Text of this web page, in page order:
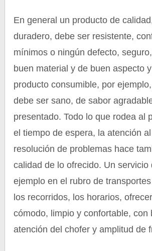
En general un producto de
duradero, debe ser resistente,
mínimos o ningún defecto,
buen material y de buen aspecto
producto consumible, por
debe ser sano, de sabor
presentado. Todo lo que rodea al
el tiempo de espera, la atención
resolución de problemas hace
calidad de lo ofrecido. Un servicio
ejemplo en el rubro de
los recorridos, los horarios,
cómodo, limpio y confortable, con
atención del chofer y amplitud de